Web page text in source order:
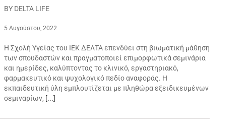
BY DELTA LIFE
5 Αυγούστου, 2022
Η Σχολή Υγείας του ΙΕΚ ΔΕΛΤΑ επενδύει στη βιωματική μάθηση
των σπουδαστών και πραγματοποιεί επιμορφωτικά σεμινάρια
και ημερίδες, καλύπτοντας το κλινικό, εργαστηριακό,
φαρμακευτικό και ψυχολογικό πεδίο αναφοράς. Η
εκπαιδευτική ύλη εμπλουτίζεται με πληθώρα εξειδικευμένων
σεμιναρίων, [...]